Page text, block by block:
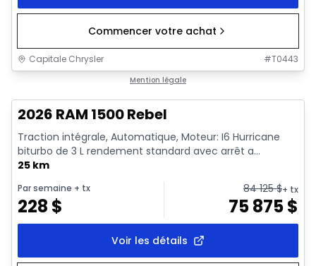
Commencer votre achat
Capitale Chrysler #T0443
Mention légale
2026 RAM 1500 Rebel
Traction intégrale, Automatique, Moteur: I6 Hurricane
biturbo de 3 L rendement standard avec arrêt a...
25 km
Par semaine + tx
228 $
84 125$+ tx
75 875$
Voir les détails